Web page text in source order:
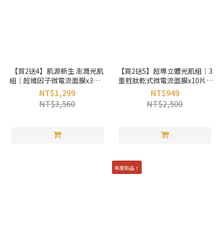
【買2送4】肌源新生 澎潤光肌
組｜超維因子微電流面膜x3片 +
PDRN 微電流面膜x3片 + 送外
泌體原液2mlx4
NT$1,299
NT$3,560
【買2送5】超導立體光肌組｜3
重胜肽乾式微電流面膜x10片 +
送電光鏡透精萃5條
NT$949
NT$2,500
年度新品！